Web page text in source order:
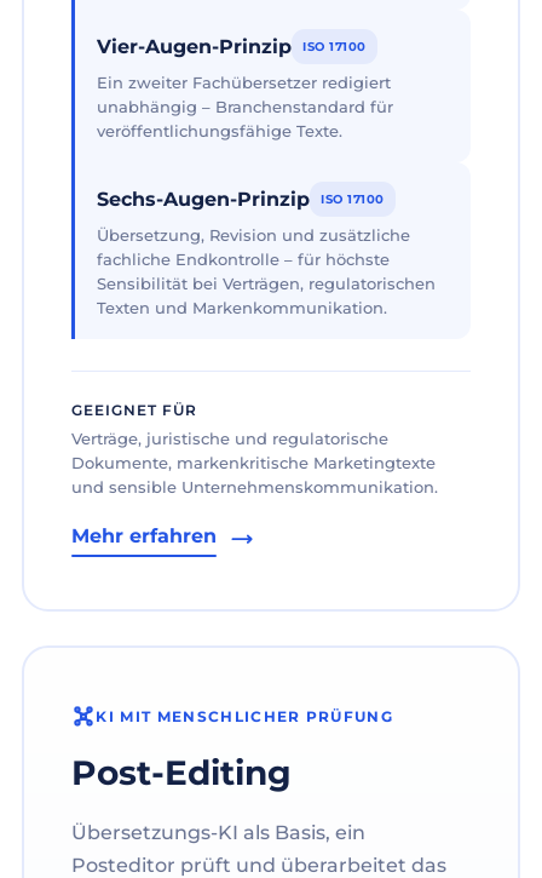
Vier-Augen-Prinzip ISO 17100
Ein zweiter Fachübersetzer redigiert
unabhängig – Branchenstandard für
veröffentlichungsfähige Texte.
Sechs-Augen-Prinzip ISO 17100
Übersetzung, Revision und zusätzliche
fachliche Endkontrolle – für höchste
Sensibilität bei Verträgen, regulatorischen
Texten und Markenkommunikation.
GEEIGNET FÜR
Verträge, juristische und regulatorische
Dokumente, markenkritische Marketingtexte
und sensible Unternehmenskommunikation.
Mehr erfahren
KI MIT MENSCHLICHER PRÜFUNG
Post-Editing
Übersetzungs-KI als Basis, ein
Posteditor prüft und überarbeitet das